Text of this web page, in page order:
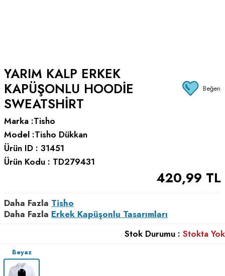
YARIM KALP ERKEK
KAPÜŞONLU HOODIE
SWEATSHIRT
Beğen
Marka :Tisho
Model :Tisho Dükkan
Ürün ID : 31451
Ürün Kodu : TD279431
420,99 TL
Daha Fazla Tisho
Daha Fazla Erkek Kapüşonlu Tasarımları
Stok Durumu : Stokta Yok
Beyaz